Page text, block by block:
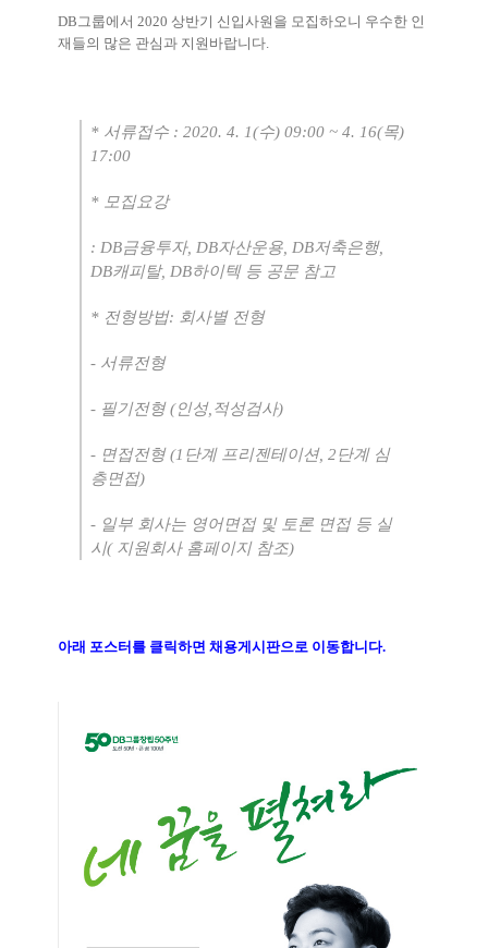
DB그룹에서 2020 상반기 신입사원을 모집하오니 우수한 인
재들의 많은 관심과 지원바랍니다.
* 서류접수 : 2020. 4. 1(수) 09:00 ~ 4. 16(목)
17:00
* 모집요강
: DB금융투자, DB자산운용, DB저축은행,
DB캐피탈, DB하이텍 등 공문 참고
* 전형방법: 회사별 전형
- 서류전형
- 필기전형(인성,적성검사)
- 면접전형(1 단계 프리젠테이션, 2단계 심
층면접)
- 일부 회사는 영어면접 및 토론 면접 등 실
시( 지원회사 홈페이지 참조)
아래 포스터를 클릭하면 채용게시판으로 이동합니다.